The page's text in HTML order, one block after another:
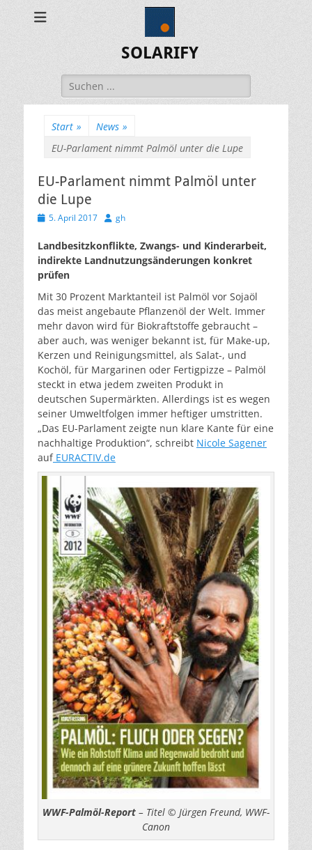
SOLARIFY
Suchen
nach:
Start » News »
EU-Parlament nimmt Palmöl unter die Lupe
EU-Parlament nimmt Palmöl unter
die Lupe
Veröffentlicht
5. April 2017 Autor
gh
Landbesitzkonflikte, Zwangs- und Kinderarbeit,
indirekte Landnutzungsänderungen konkret
prüfen
Mit 30 Prozent Marktanteil ist Palmöl vor Sojaöl
das meist angebaute Pflanzenöl der Welt. Immer
mehr davon wird für Biokraftstoffe gebraucht –
aber auch, was weniger bekannt ist, für Make-up,
Kerzen und Reinigungsmittel, als Salat-, und
Kochöl, für Margarinen oder Fertigpizze – Palmöl
steckt in etwa jedem zweiten Produkt in
deutschen Supermärkten. Allerdings ist es wegen
seiner Umweltfolgen immer heftiger umstritten.
„Das EU-Parlament zeigte nun klare Kante für eine
nachhaltige Produktion“, schreibt Nicole Sagener
aufEURACTIV.de
WWF-Palmöl-Report – Titel © Jürgen Freund, WWF-
Canon